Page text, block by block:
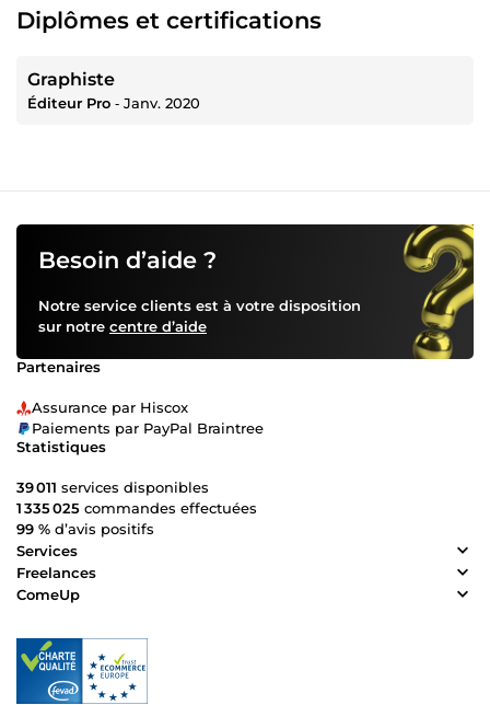
Diplômes et certifications
Graphiste
Éditeur Pro ‐ Janv. 2020
Besoin d’aide ?
Notre service clients est à votre disposition
sur notre centre d’aide
Partenaires
Assurance par Hiscox
Paiements par PayPal Braintree
Statistiques
39 011 services disponibles
1 335 025 commandes effectuées
99 % d’avis positifs
Services
Freelances
ComeUp